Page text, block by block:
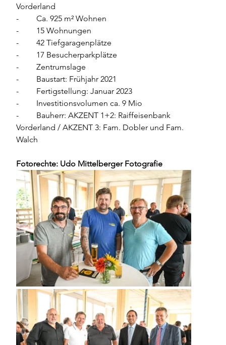
Vorderland
-	Ca. 925 m² Wohnen
-	15 Wohnungen
-	42 Tiefgaragenplätze
-	17 Besucherparkplätze
-	Zentrumslage
-	Baustart: Frühjahr 2021
-	Fertigstellung: Januar 2023
-	Investitionsvolumen ca. 9 Mio
-	Bauherr: AKZENT 1+2: Raiffeisenbank
Vorderland / AKZENT 3: Fam. Dobler und Fam.
Walch
Fotorechte: Udo Mittelberger Fotografie